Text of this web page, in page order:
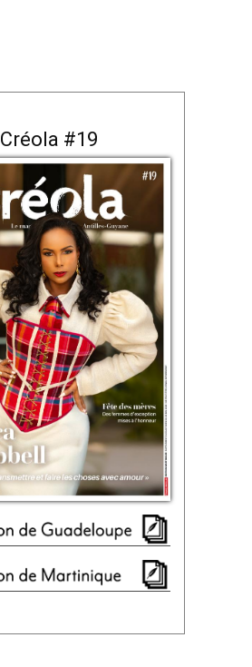
Créola #19